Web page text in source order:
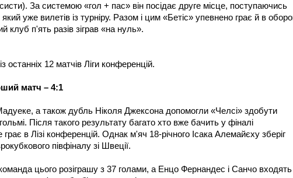
За системою «гол + пас» він посідає друге місце, поступаючись
уже вилетів із турніру. Разом і цим «Бетіс» упевнено грає й в
клуб п'ять разів зіграв «на нуль».
останніх 12 матчів Ліги конференцій.
матч – 4:1
а також дубль Ніколя Джексона допомогли «Челсі» здобути
Після такого результату багато хто вже бачить у фіналі
в Лізі конференцій. Однак м'яч 18-річного Ісака Алемайєху зберіг
півфіналу зі Швеції.
цього розіграшу з 37 голами, а Енцо Фернандес і Санчо входять